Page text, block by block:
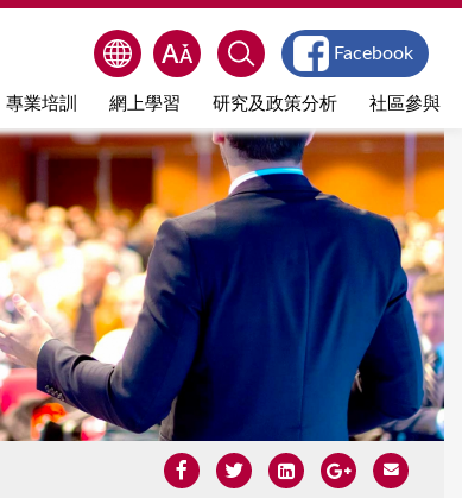
專業培訓 網上學習 研究及政策分析 社區參與
Facebook